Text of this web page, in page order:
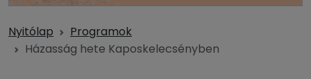
Nyitólap
Programok
Házasság hete Kaposkelecsényben